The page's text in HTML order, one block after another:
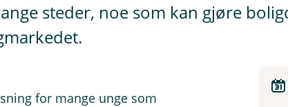
steder, noe som kan gjøre
for mange unge som